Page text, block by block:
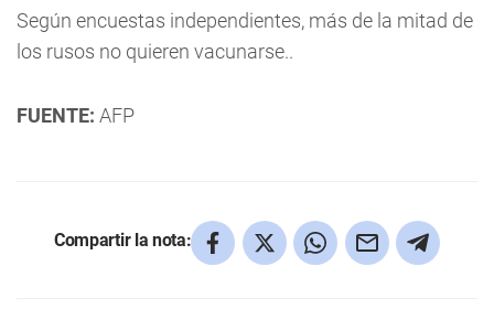
Según encuestas independientes, más de la mitad de
los rusos no quieren vacunarse..
FUENTE: AFP
Compartir la nota: